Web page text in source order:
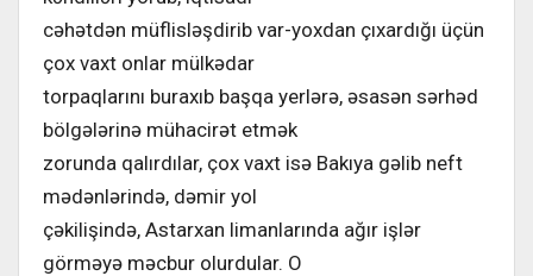
cəhətdən müflisləşdirib var-yoxdan çıxardığı üçün
çox vaxt onlar mülkədar
torpaqlarını buraxıb başqa yerlərə, əsasən sərhəd
bölgələrinə mühacirət etmək
zorunda qalırdılar, çox vaxt isə Bakıya gəlib neft
mədənlərində, dəmir yol
çəkilişində, Astarxan limanlarında ağır işlər
görməyə məcbur olurdular. O